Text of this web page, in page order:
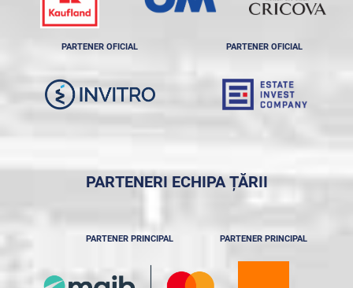
PARTENER OFICIAL PARTENER OFICIAL
PARTENERI ECHIPA ȚĂRII
PARTENER PRINCIPAL PARTENER PRINCIPAL